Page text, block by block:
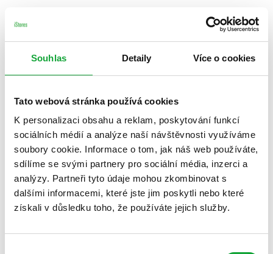
Souhlas Detaily Více o cookies
Tato webová stránka používá cookies
K personalizaci obsahu a reklam, poskytování funkcí
sociálních médií a analýze naší návštěvnosti využíváme
soubory cookie. Informace o tom, jak náš web používáte,
sdílíme se svými partnery pro sociální média, inzerci a
analýzy. Partneři tyto údaje mohou zkombinovat s
dalšími informacemi, které jste jim poskytli nebo které
získali v důsledku toho, že používáte jejich služby.